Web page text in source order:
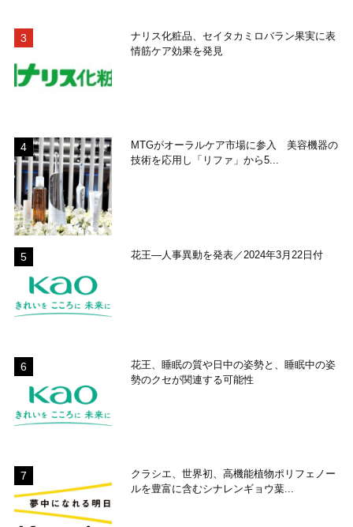
ナリス化粧品、セイタカミロバラン果実に表
情筋ケア効果を発見
MTGがオーラルケア市場に参入 美容機器の
技術を応用し「リファ」から5...
花王―人事異動を発表／2024年3月22日付
花王、睡眠の質や日中の姿勢と、睡眠中の姿
勢のクセが関連する可能性
クラシエ、世界初、高機能植物ポリフェノー
ルを豊富に含むシナレンギョウ葉...